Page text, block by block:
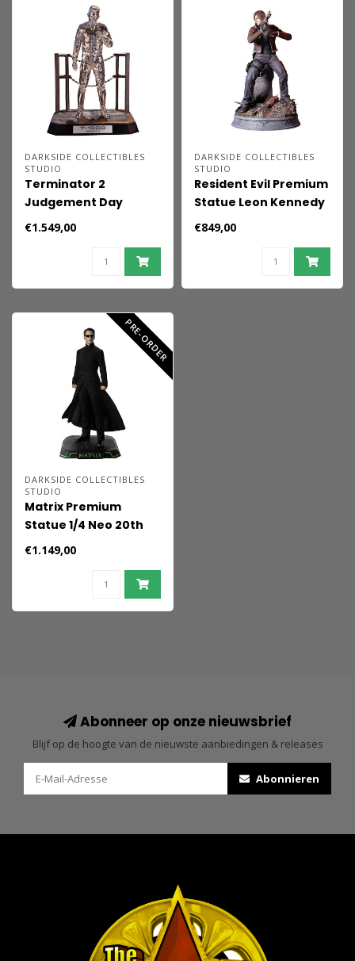
DARKSIDE COLLECTIBLES
STUDIO
Terminator 2
Judgement Day
Premium Statue 1/3 T-
Anniversary Edition 70
€1.549,00
DARKSIDE COLLECTIBLES
STUDIO
Resident Evil Premium
Statue Leon Kennedy
50 cm
€849,00
PRE-ORDER
DARKSIDE COLLECTIBLES
STUDIO
Matrix Premium
Statue 1/4 Neo 20th
Anniversary Edition 53
€1.149,00
Abonneer op onze nieuwsbrief
Blijf op de hoogte van de nieuwste aanbiedingen & releases
Abonnieren